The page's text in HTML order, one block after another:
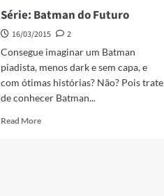
Série: Batman do Futuro
16/03/2015
2
Consegue imaginar um Batman
piadista, menos dark e sem capa, e
com ótimas histórias? Não? Pois trate
de conhecer Batman...
Read More